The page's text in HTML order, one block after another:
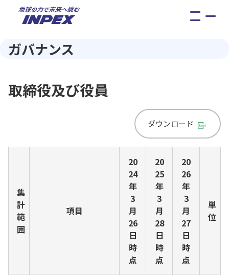
ガバナンス
取締役及び役員
ダウンロード
集
計
範
囲
項目
20
24
年
3
月
26
日
時
点
20
25
年
3
月
28
日
時
点
20
26
年
3
月
27
日
時
点
単
位